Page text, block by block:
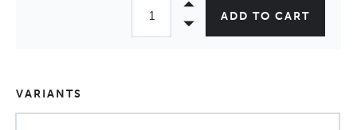
ADD TO CART
VARIANTS